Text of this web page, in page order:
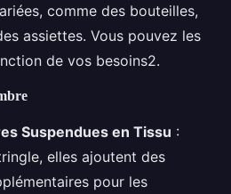
comme des bouteilles,
assiettes. Vous pouvez les
de vos besoins2.
Suspendues en Tissu :
elles ajoutent des
pour les